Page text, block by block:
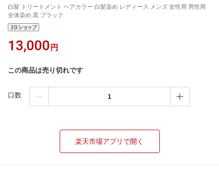
白髪 トリートメント ヘアカラー 白髪染め レディース メンズ 女性用 男性用
全体染め 黒 ブラック
13,000 円
この商品は売り切れです
口数
楽天市場アプリで開く